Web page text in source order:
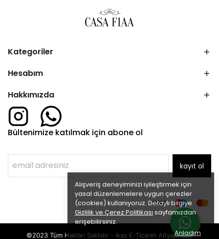
Alışveriş deneyiminizi iyileştirmek için
yasal düzenlemelere uygun çerezler
(cookies) kullanıyoruz. Detaylı bilgiye
Gizlilik ve Çerez Politikası sayfamızdan
erişebilirsiniz.
Anladım
Kategoriler
Hesabım
Hakkımızda
Bültenimize katılmak için abone ol
kayıt ol
©2023 Tüm Hakları Saklıdır - ikas E-Ticaret Altyapısı ile